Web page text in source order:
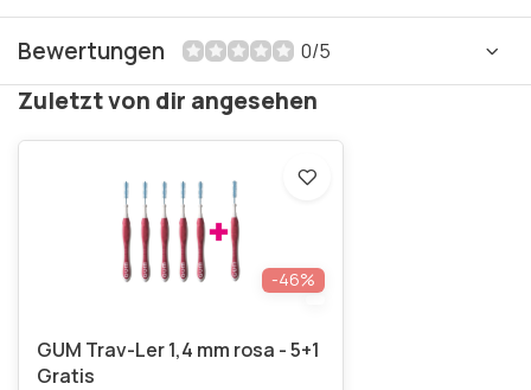
Bewertungen 0/5
Zuletzt von dir angesehen
-46%
GUM Trav-Ler 1,4 mm rosa - 5+1
Gratis